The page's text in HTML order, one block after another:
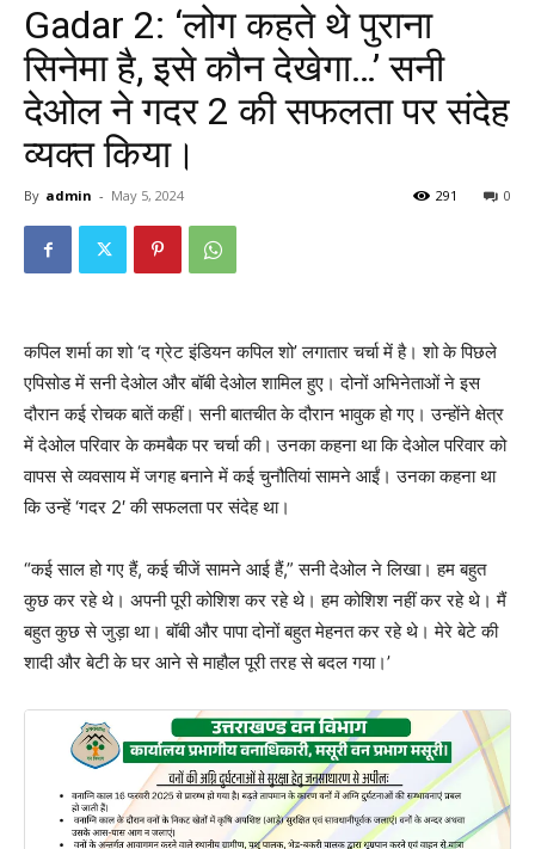
Gadar 2: ‘लोग कहते थे पुराना
सिनेमा है, इसे कौन देखेगा…’ सनी
देओल ने गदर 2 की सफलता पर संदेह
व्यक्त किया।
By admin - May 5, 2024 0
291
कपिल शर्मा का शो ‘द ग्रेट इंडियन कपिल शो’ लगातार चर्चा में है। शो के पिछले
एपिसोड में सनी देओल और बॉबी देओल शामिल हुए। दोनों अभिनेताओं ने इस
दौरान कई रोचक बातें कहीं। सनी बातचीत के दौरान भावुक हो गए। उन्होंने क्षेत्र
में देओल परिवार के कमबैक पर चर्चा की। उनका कहना था कि देओल परिवार को
वापस से व्यवसाय में जगह बनाने में कई चुनौतियां सामने आईं। उनका कहना था
कि उन्हें ‘गदर 2′ की सफलता पर संदेह था।
“कई साल हो गए हैं, कई चीजें सामने आई हैं,” सनी देओल ने लिखा। हम बहुत
कुछ कर रहे थे। अपनी पूरी कोशिश कर रहे थे। हम कोशिश नहीं कर रहे थे। मैं
बहुत कुछ से जुड़ा था। बॉबी और पापा दोनों बहुत मेहनत कर रहे थे। मेरे बेटे की
शादी और बेटी के घर आने से माहौल पूरी तरह से बदल गया।’